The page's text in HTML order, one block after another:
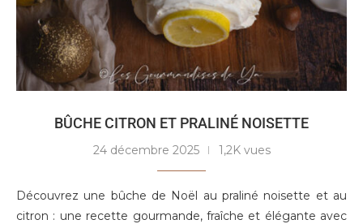
BÛCHE CITRON ET PRALINÉ NOISETTE
24 décembre 2025 1,2K vues
Découvrez une bûche de Noël au praliné noisette et au
citron : une recette gourmande, fraîche et élégante avec